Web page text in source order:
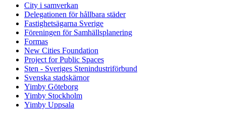
City i samverkan
Delegationen för hållbara städer
Fastighetsägarna Sverige
Föreningen för Samhällsplanering
Formas
New Cities Foundation
Project for Public Spaces
Sten - Sveriges Stenindustriförbund
Svenska stadskärnor
Yimby Göteborg
Yimby Stockholm
Yimby Uppsala